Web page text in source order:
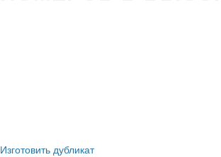
Изготовить дубликат